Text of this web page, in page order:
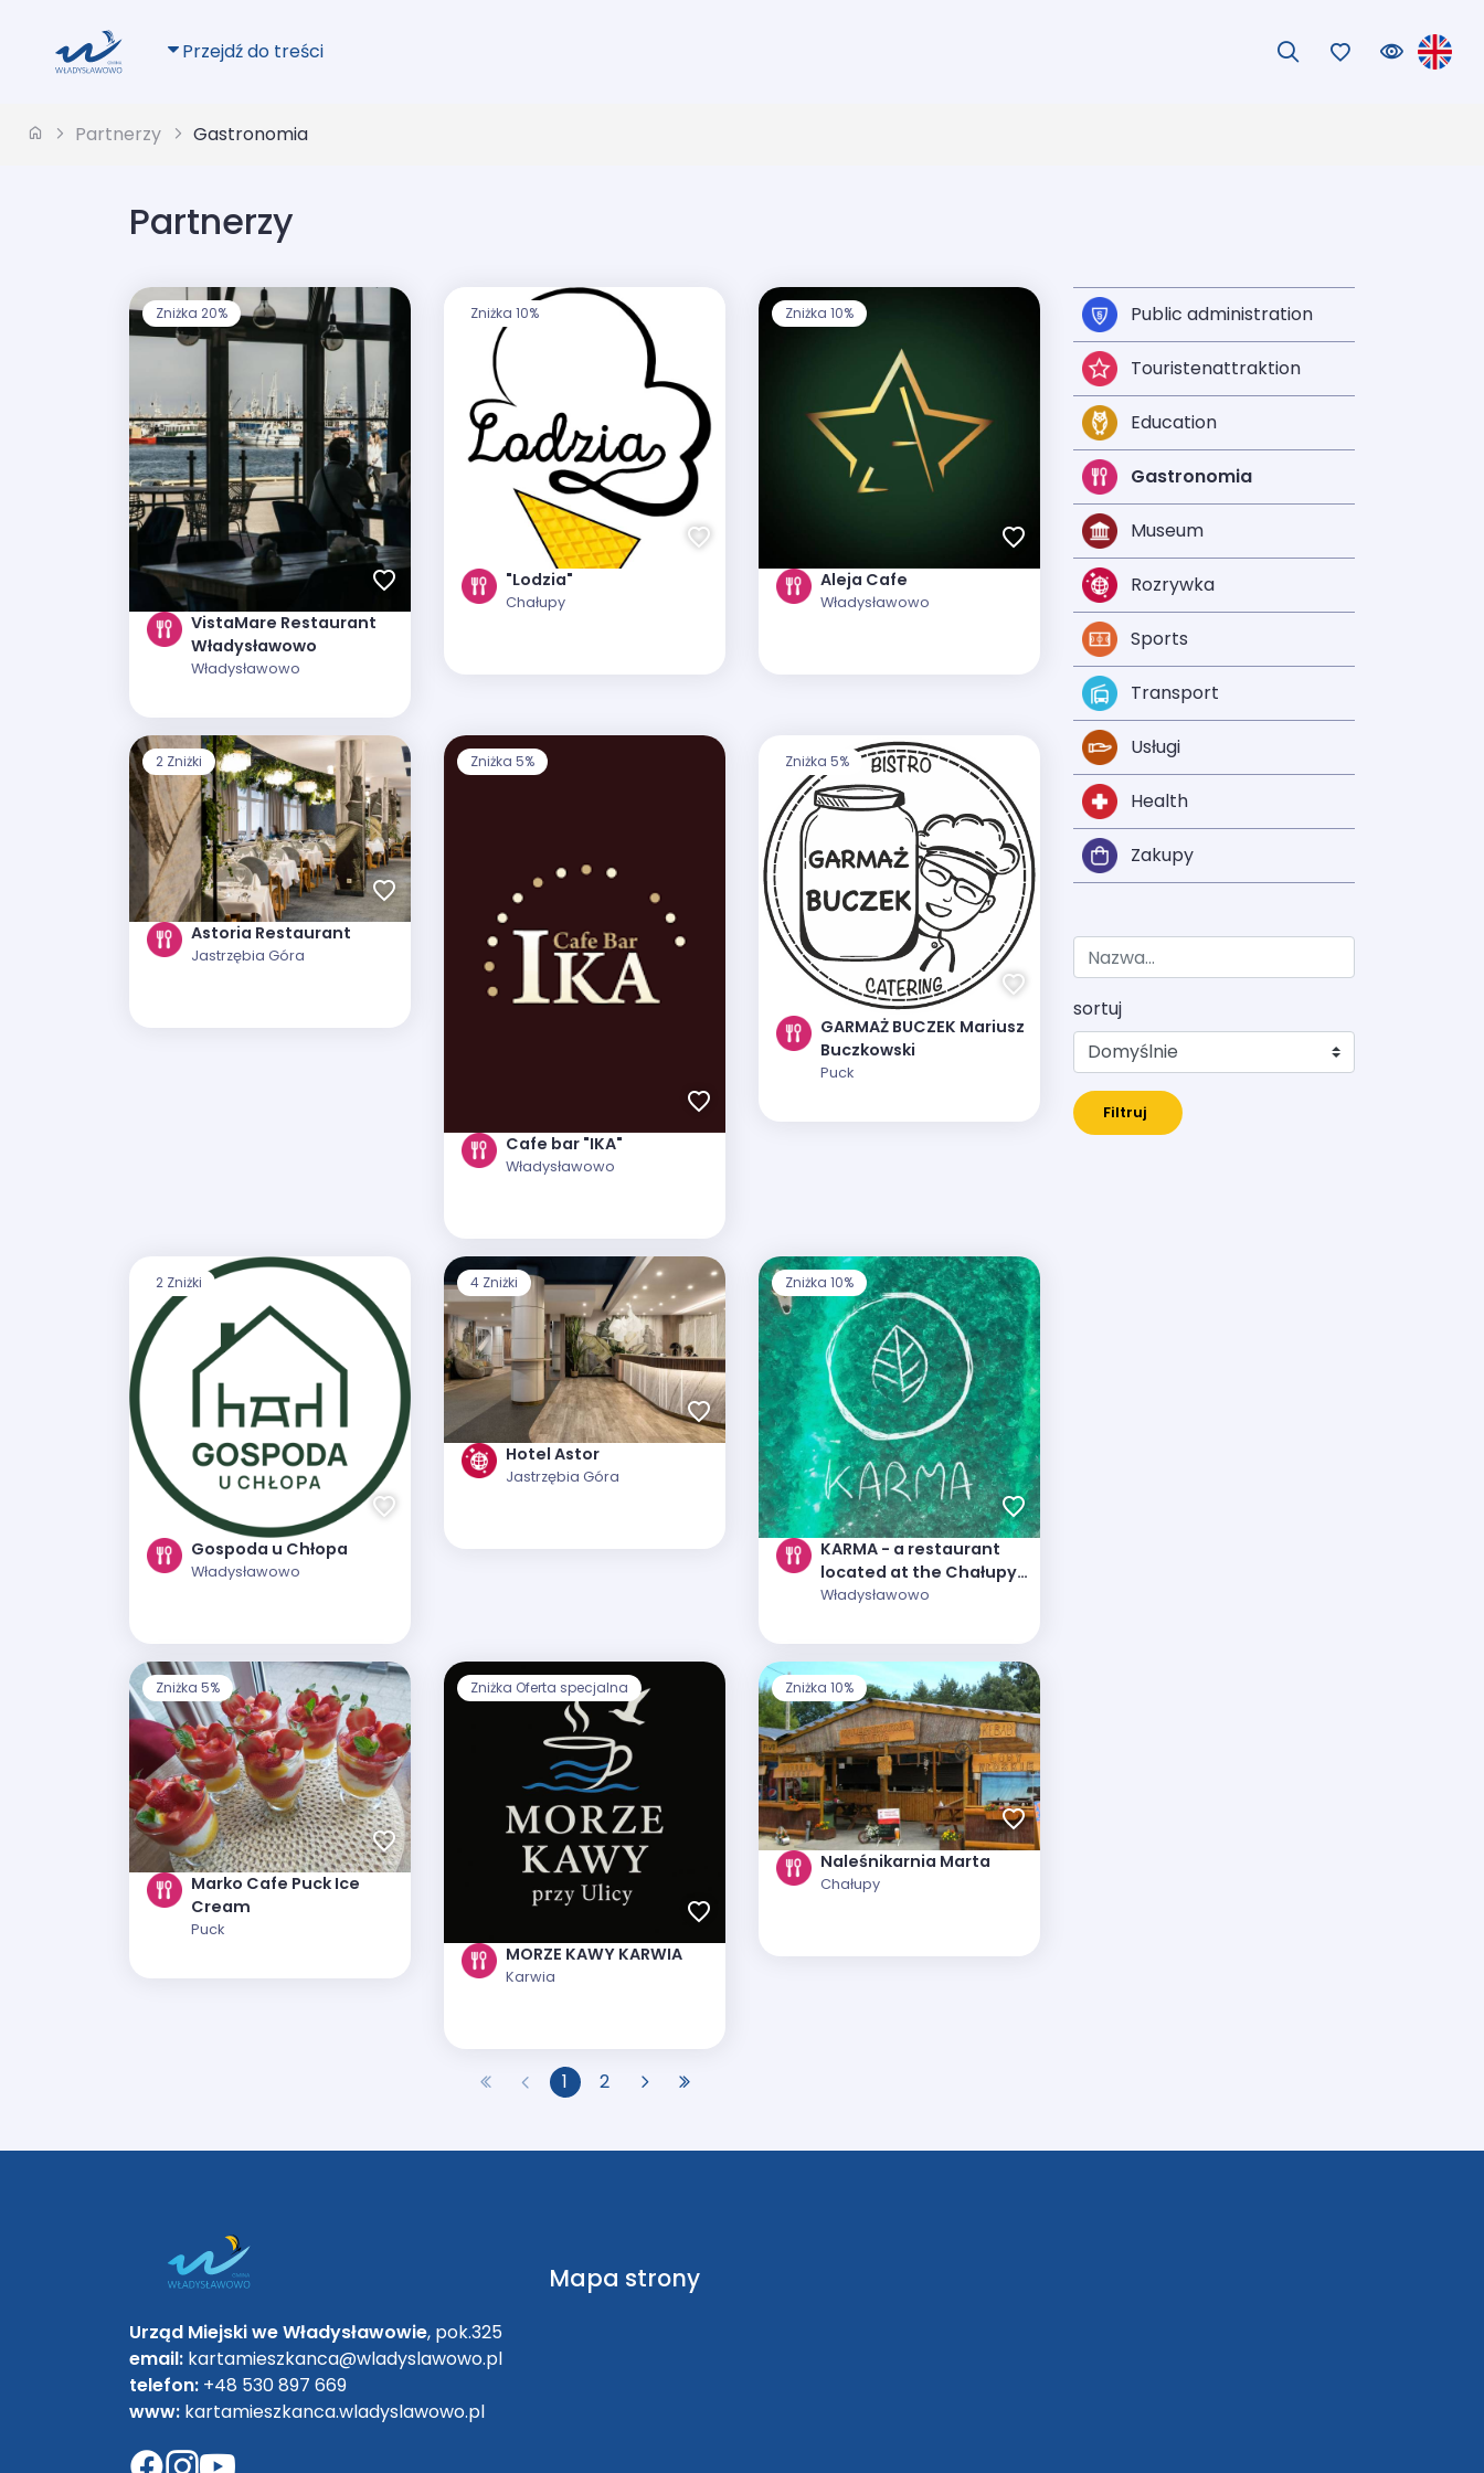
Przejdź do treści
Partnerzy Gastronomia
Partnerzy
Zniżka 20%
VistaMare Restaurant
Władysławowo
Władysławowo
Zniżka 10%
"Lodzia"
Chałupy
Zniżka 10%
Aleja Cafe
Władysławowo
2 Zniżki
Astoria Restaurant
Jastrzębia Góra
Zniżka 5%
Cafe bar "IKA"
Władysławowo
Zniżka 5%
GARMAŻ BUCZEK Mariusz
Buczkowski
Puck
2 Zniżki
Gospoda u Chłopa
Władysławowo
4 Zniżki
Hotel Astor
Jastrzębia Góra
Zniżka 10%
KARMA - a restaurant
located at the Chałupy 6
campsite
Władysławowo
Zniżka 5%
Marko Cafe Puck Ice
Cream
Puck
Zniżka Oferta specjalna
MORZE KAWY KARWIA
Karwia
Zniżka 10%
Naleśnikarnia Marta
Chałupy
1 2
Public administration
Touristenattraktion
Education
Gastronomia
Museum
Rozrywka
Sports
Transport
Usługi
Health
Zakupy
sortuj
Filtruj
Urząd Miejski we Władysławowie, pok.325
email: kartamieszkanca@wladyslawowo.pl
telefon: +48 530 897 669
www: kartamieszkanca.wladyslawowo.pl
Mapa strony